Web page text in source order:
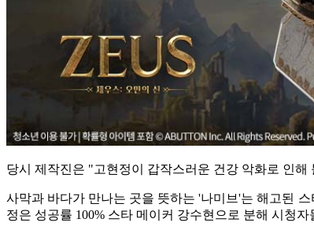
당시 제작진은 "고현정이 갑작스러운 건강 악화로 인
사막과 바다가 만나는 곳을 뜻하는 '나미브'는 해고된
정은 성공률 100% 스타 메이커 강수현으로 분해 시청자